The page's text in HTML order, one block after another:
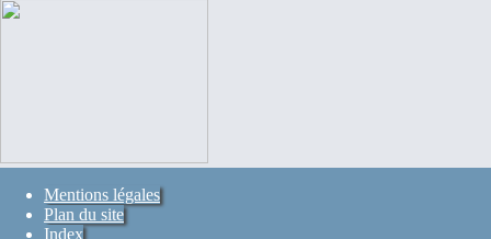
Mentions légales
Plan du site
Index